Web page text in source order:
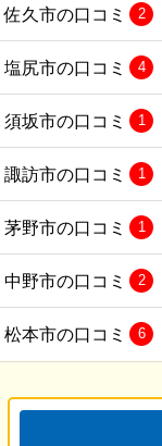
佐久市の口コミ 2
塩尻市の口コミ 4
須坂市の口コミ 1
諏訪市の口コミ 1
茅野市の口コミ 1
中野市の口コミ 2
松本市の口コミ 6